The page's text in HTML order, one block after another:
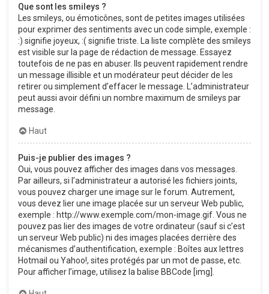
Que sont les smileys ?
Les smileys, ou émoticônes, sont de petites images utilisées
pour exprimer des sentiments avec un code simple, exemple :
:) signifie joyeux, :( signifie triste. La liste complète des smileys
est visible sur la page de rédaction de message. Essayez
toutefois de ne pas en abuser. Ils peuvent rapidement rendre
un message illisible et un modérateur peut décider de les
retirer ou simplement d’effacer le message. L’administrateur
peut aussi avoir défini un nombre maximum de smileys par
message.
Haut
Puis-je publier des images ?
Oui, vous pouvez afficher des images dans vos messages.
Par ailleurs, si l’administrateur a autorisé les fichiers joints,
vous pouvez charger une image sur le forum. Autrement,
vous devez lier une image placée sur un serveur Web public,
exemple : http://www.exemple.com/mon-image.gif. Vous ne
pouvez pas lier des images de votre ordinateur (sauf si c’est
un serveur Web public) ni des images placées derrière des
mécanismes d’authentification, exemple : Boîtes aux lettres
Hotmail ou Yahoo!, sites protégés par un mot de passe, etc.
Pour afficher l’image, utilisez la balise BBCode [img].